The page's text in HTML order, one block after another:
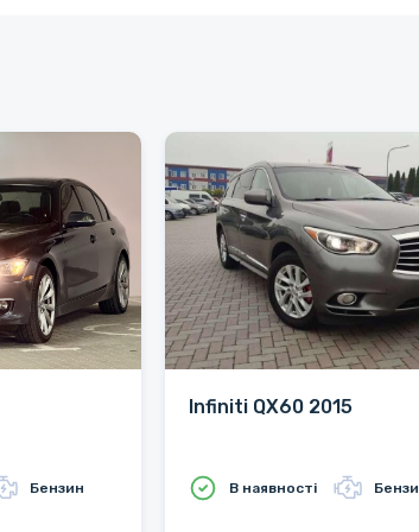
Бензин
Infiniti QX60 2015
В наявності